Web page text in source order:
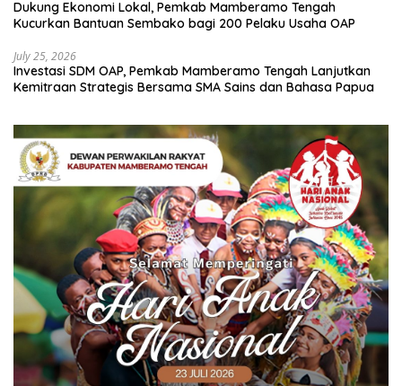
Dukung Ekonomi Lokal, Pemkab Mamberamo Tengah
Kucurkan Bantuan Sembako bagi 200 Pelaku Usaha OAP
July 25, 2026
Investasi SDM OAP, Pemkab Mamberamo Tengah Lanjutkan
Kemitraan Strategis Bersama SMA Sains dan Bahasa Papua